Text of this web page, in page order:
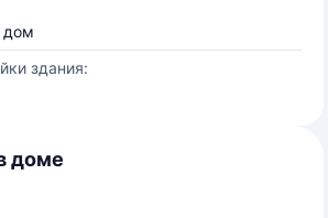
дом
здания:
доме